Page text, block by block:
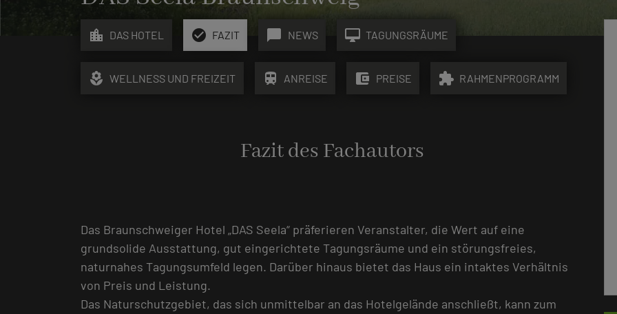
location_city DAS HOTEL check_circle FAZIT chat_bubble NEWS desktop_mac TAGUNGSRÄUME
local_florist WELLNESS UND FREIZEIT train ANREISE account_balance_wallet PREISE extension RAHMENPROGRAMM
Fazit des Fachautors
Das Braunschweiger Hotel „DAS Seela“ präferieren Veranstalter, die Wert auf eine
grundsolide Ausstattung, gut eingerichtete Tagungsräume und ein störungsfreies,
naturnahes Tagungsumfeld legen. Darüber hinaus bietet das Haus ein intaktes Verhältnis
von Preis und Leistung.
Das Naturschutzgebiet, das sich unmittelbar an das Hotelgelände anschließt, kann zum